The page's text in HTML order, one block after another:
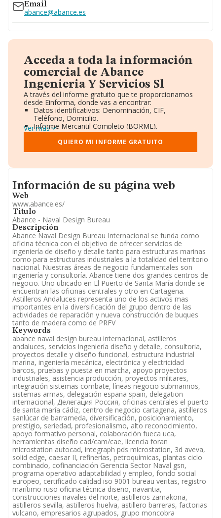
Email
abance@abance.es
Acceda a toda la información
comercial de Abance
Ingenieria Y Servicios Sl
A través del informe gratuito que te proporcionamos
desde Einforma, donde vas a encontrar:
Datos identificativos: Denominación, CIF,
Teléfono, Domicilio.
Informe Mercantil Completo (BORME).
Gráficos de Evolución Ventas y Empleados.
Consejo de Administración y Administradores.
Directivos y Ejecutivos.
Información oficial y registral complementaria.
Ver más
QUIERO MI INFORME GRATUITO
Informacion de su página web
Información de su página web
Web
www.abance.es/
Titulo
Abance - Naval Design Bureau
Descripción
Abance Naval Design Bureau Internacional se funda como
oficina técnica con el objetivo de ofrecer servicios de
ingeniería de diseño y detalle tanto para estructuras marinas
como para estructuras industriales a la totalidad del territorio
nacional. Nuestras áreas de negocio fundamentales son
ingeniería y consultoría. Abance tiene dos grandes centros de
negocio. Uno ubicado en El Puerto de Santa María donde se
encuentran las oficinas centrales y otro en Cartagena.
Astilleros Andaluces representa uno de los activos mas
importantes en la diversificación del grupo dentro de las
actividades de reparación y nueva construcción de buques
tanto de madera como de PRFV
Keywords
abance naval design bureau internacional, astilleros
andaluces, servicios ingeniería diseño y detalle, consultoria,
proyectos detalle y diseño funcional, estructura industrial
marina, ingeniería mecánica, electrónica y electricidad
barcos, pruebas y puesta en marcha, apoyo proyectos
industriales, asistencia producción, proyectos militares,
integración sistemas combate, líneas negocio submarinos,
sistemas armas, delegación españa spain, delegation
internacional, Делегация Россия, oficinas centrales el puerto
de santa maría cádiz, centro de negocio cartagena, astilleros
sanlúcar de barrameda, diversificación, posicionamiento,
prestigio, seriedad, profesionalismo, alto reconocimiento,
apoyo formativo personal, colaboración fueca uca,
herramientas diseño cad/cam/cae, licencia foran
microstation autocad, integraph pds microstation, 3d aveva,
solid edge, caesar II, refinerías, petroquímicas, plantas ciclo
combinado, cofinanciación Gerencia Sector Naval gsn,
programa operativo adaptabilidad y empleo, fondo social
europeo, certificado calidad iso 9001 bureau veritas, registro
marítimo ruso oficina técnica diseño, navantia,
construcciones navales del norte, astilleros zamakona,
astilleros sevilla, astilleros huelva, astillero barreras, factorias
vulcano, empresarios agrupados, grupo moncobra